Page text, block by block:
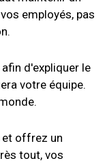
employés, pas
d'expliquer le
votre équipe.
offrez un
tout, vos